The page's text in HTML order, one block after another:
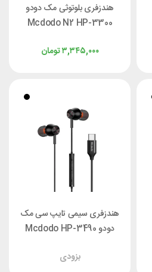
هندزفری بلوتوثی مک دودو
Mcdodo N2 HP-3300
تومان۳,۳۴۵,۰۰۰
هندزفری سیمی تایپ سی مک
دودو Mcdodo HP-3490
بزودی